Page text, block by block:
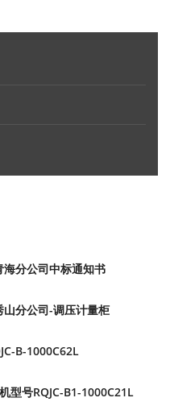
分公司中标通知书
分公司-调压计量柜
B-1000C62L
型号RQJC-B1-1000C21L